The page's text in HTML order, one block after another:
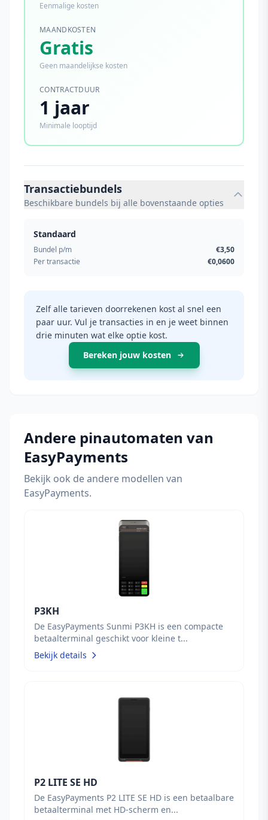
Eenmalige kosten
MAANDKOSTEN
Gratis
Geen maandelijkse kosten
CONTRACTDUUR
1 jaar
Minimale looptijd
Transactiebundels
Beschikbare bundels bij alle bovenstaande opties
Standaard
Bundel p/m
€3,50
Per transactie
€0,0600
Zelf alle tarieven doorrekenen kost al snel een
paar uur. Vul je transacties in en je weet binnen
drie minuten wat elke optie kost.
Bereken jouw kosten
Andere pinautomaten van
EasyPayments
Bekijk ook de andere modellen van
EasyPayments.
P3KH
De EasyPayments Sunmi P3KH is een compacte
betaalterminal geschikt voor kleine t...
Bekijk details
P2 LITE SE HD
De EasyPayments P2 LITE SE HD is een betaalbare
betaalterminal met HD-scherm en...